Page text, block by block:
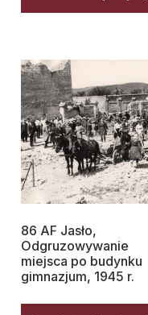
86 AF Jasło,
Odgruzowywanie
miejsca po budynku
gimnazjum, 1945 r.